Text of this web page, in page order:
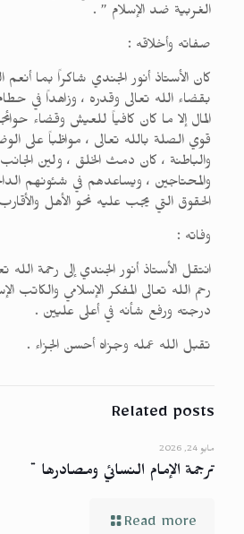
الغربية ضد الإسلام ” .
صفاته وأخلاقه :
كان الأستاذ أنور الجندي شاكراً بما أنعم
بقضاء الله تعالى وقدره ، وزاهداً في
المال إلا ما كان كافياً للعيش وقضاء
قوي الصلة بالله تعالى ، مواظباً على
والباطنة ، كان دمث الخلق ، ولين
والمحتاجين ، ويساعدهم في شئونهم
الحقوق التي يجب عليه نحو الأهل
وفاته :
رحم الله تعالى المفكر الإسلامي والكاتب
درجته ورفع شأنه في أعلى عليين .
تقبل الله عمله وجزاه أحسن الجزاء .
Related posts
مايو 24, 2026
ترجمة الإمام النسائي ومصادرها ¨
Read more